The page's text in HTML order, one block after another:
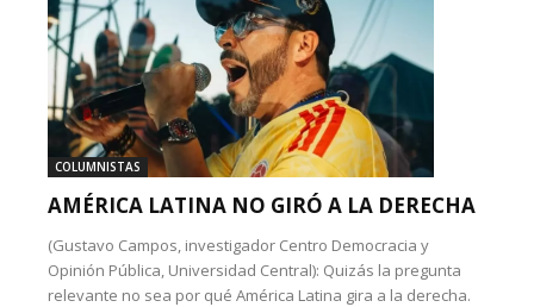
COLUMNISTAS
AMÉRICA LATINA NO GIRÓ A LA DERECHA
(Gustavo Campos, investigador Centro Democracia y
Opinión Pública, Universidad Central): Quizás la pregunta
relevante no sea por qué América Latina gira a la derecha.